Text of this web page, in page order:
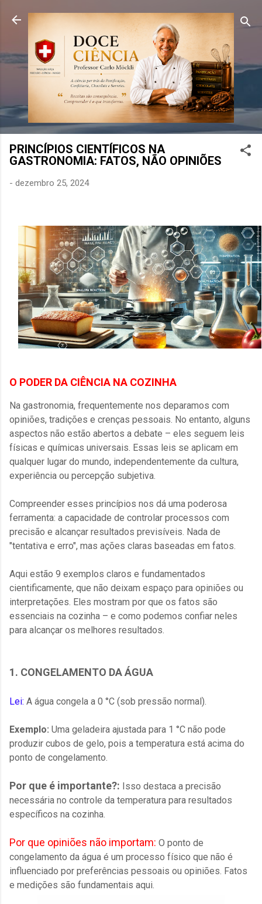
Pular para o conteúdo principal
PRINCÍPIOS CIENTÍFICOS NA
GASTRONOMIA: FATOS, NÃO OPINIÕES
- dezembro 25, 2024
O PODER DA CIÊNCIA NA COZINHA
Na gastronomia, frequentemente nos deparamos com
opiniões, tradições e crenças pessoais. No entanto, alguns
aspectos não estão abertos a debate – eles seguem leis
físicas e químicas universais. Essas leis se aplicam em
qualquer lugar do mundo, independentemente da cultura,
experiência ou percepção subjetiva.
Compreender esses princípios nos dá uma poderosa
ferramenta: a capacidade de controlar processos com
precisão e alcançar resultados previsíveis. Nada de
"tentativa e erro", mas ações claras baseadas em fatos.
Aqui estão 9 exemplos claros e fundamentados
cientificamente, que não deixam espaço para opiniões ou
interpretações. Eles mostram por que os fatos são
essenciais na cozinha – e como podemos confiar neles
para alcançar os melhores resultados.
1. CONGELAMENTO DA ÁGUA
Lei: A água congela a 0 °C (sob pressão normal).
Exemplo: Uma geladeira ajustada para 1 °C não pode
produzir cubos de gelo, pois a temperatura está acima do
ponto de congelamento.
Por que é importante?: Isso destaca a precisão
necessária no controle da temperatura para resultados
específicos na cozinha.
Por que opiniões não importam: O ponto de
congelamento da água é um processo físico que não é
influenciado por preferências pessoais ou opiniões. Fatos
e medições são fundamentais aqui.